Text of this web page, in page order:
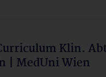
Klin.
| MedUni Wien